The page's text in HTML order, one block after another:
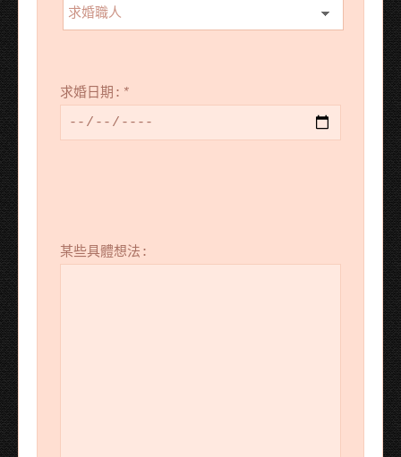
求婚日期: *
某些具體想法: